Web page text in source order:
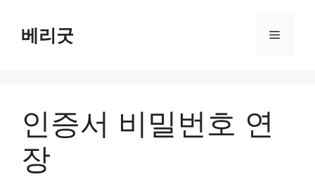
베리굿 메
인증서 비밀번호 연
장